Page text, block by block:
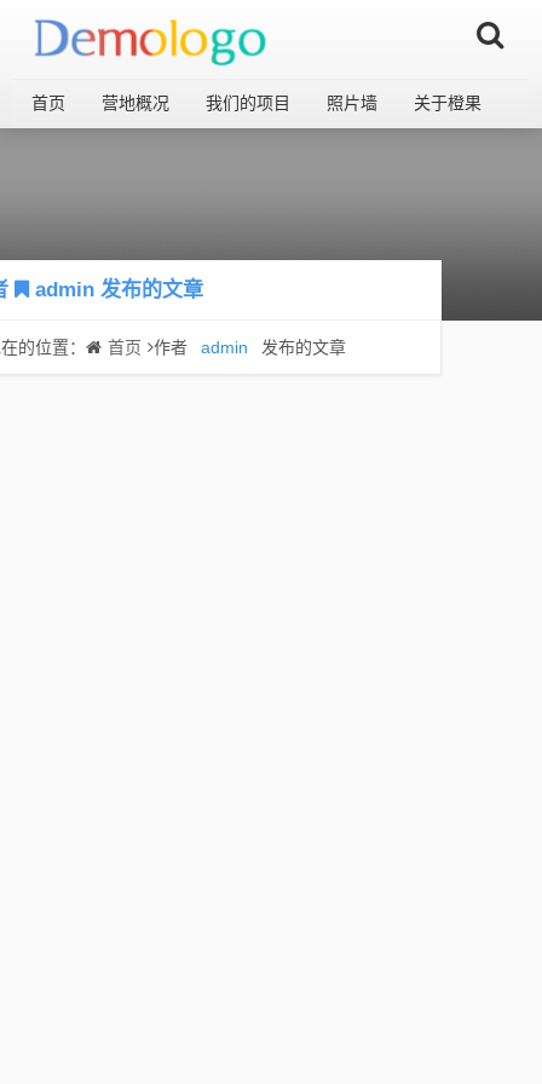
首页 营地概况 我们的项目 照片墙 关于橙果
admin发布的文章
的位置： 首页 作者 admin 发布的文章